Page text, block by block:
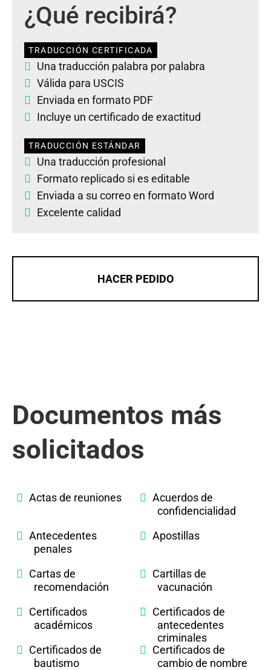
¿Qué recibirá?
TRADUCCIÓN CERTIFICADA
Una traducción palabra por palabra
Válida para USCIS
Enviada en formato PDF
Incluye un certificado de exactitud
TRADUCCIÓN ESTÁNDAR
Una traducción profesional
Formato replicado si es editable
Enviada a su correo en formato Word
Excelente calidad
HACER PEDIDO
Documentos más
solicitados
Actas de reuniones
Acuerdos de
confidencialidad
Antecedentes
penales
Apostillas
Cartas de
recomendación
Cartillas de
vacunación
Certificados
académicos
Certificados de
antecedentes
criminales
Certificados de
bautismo
Certificados de
cambio de nombre